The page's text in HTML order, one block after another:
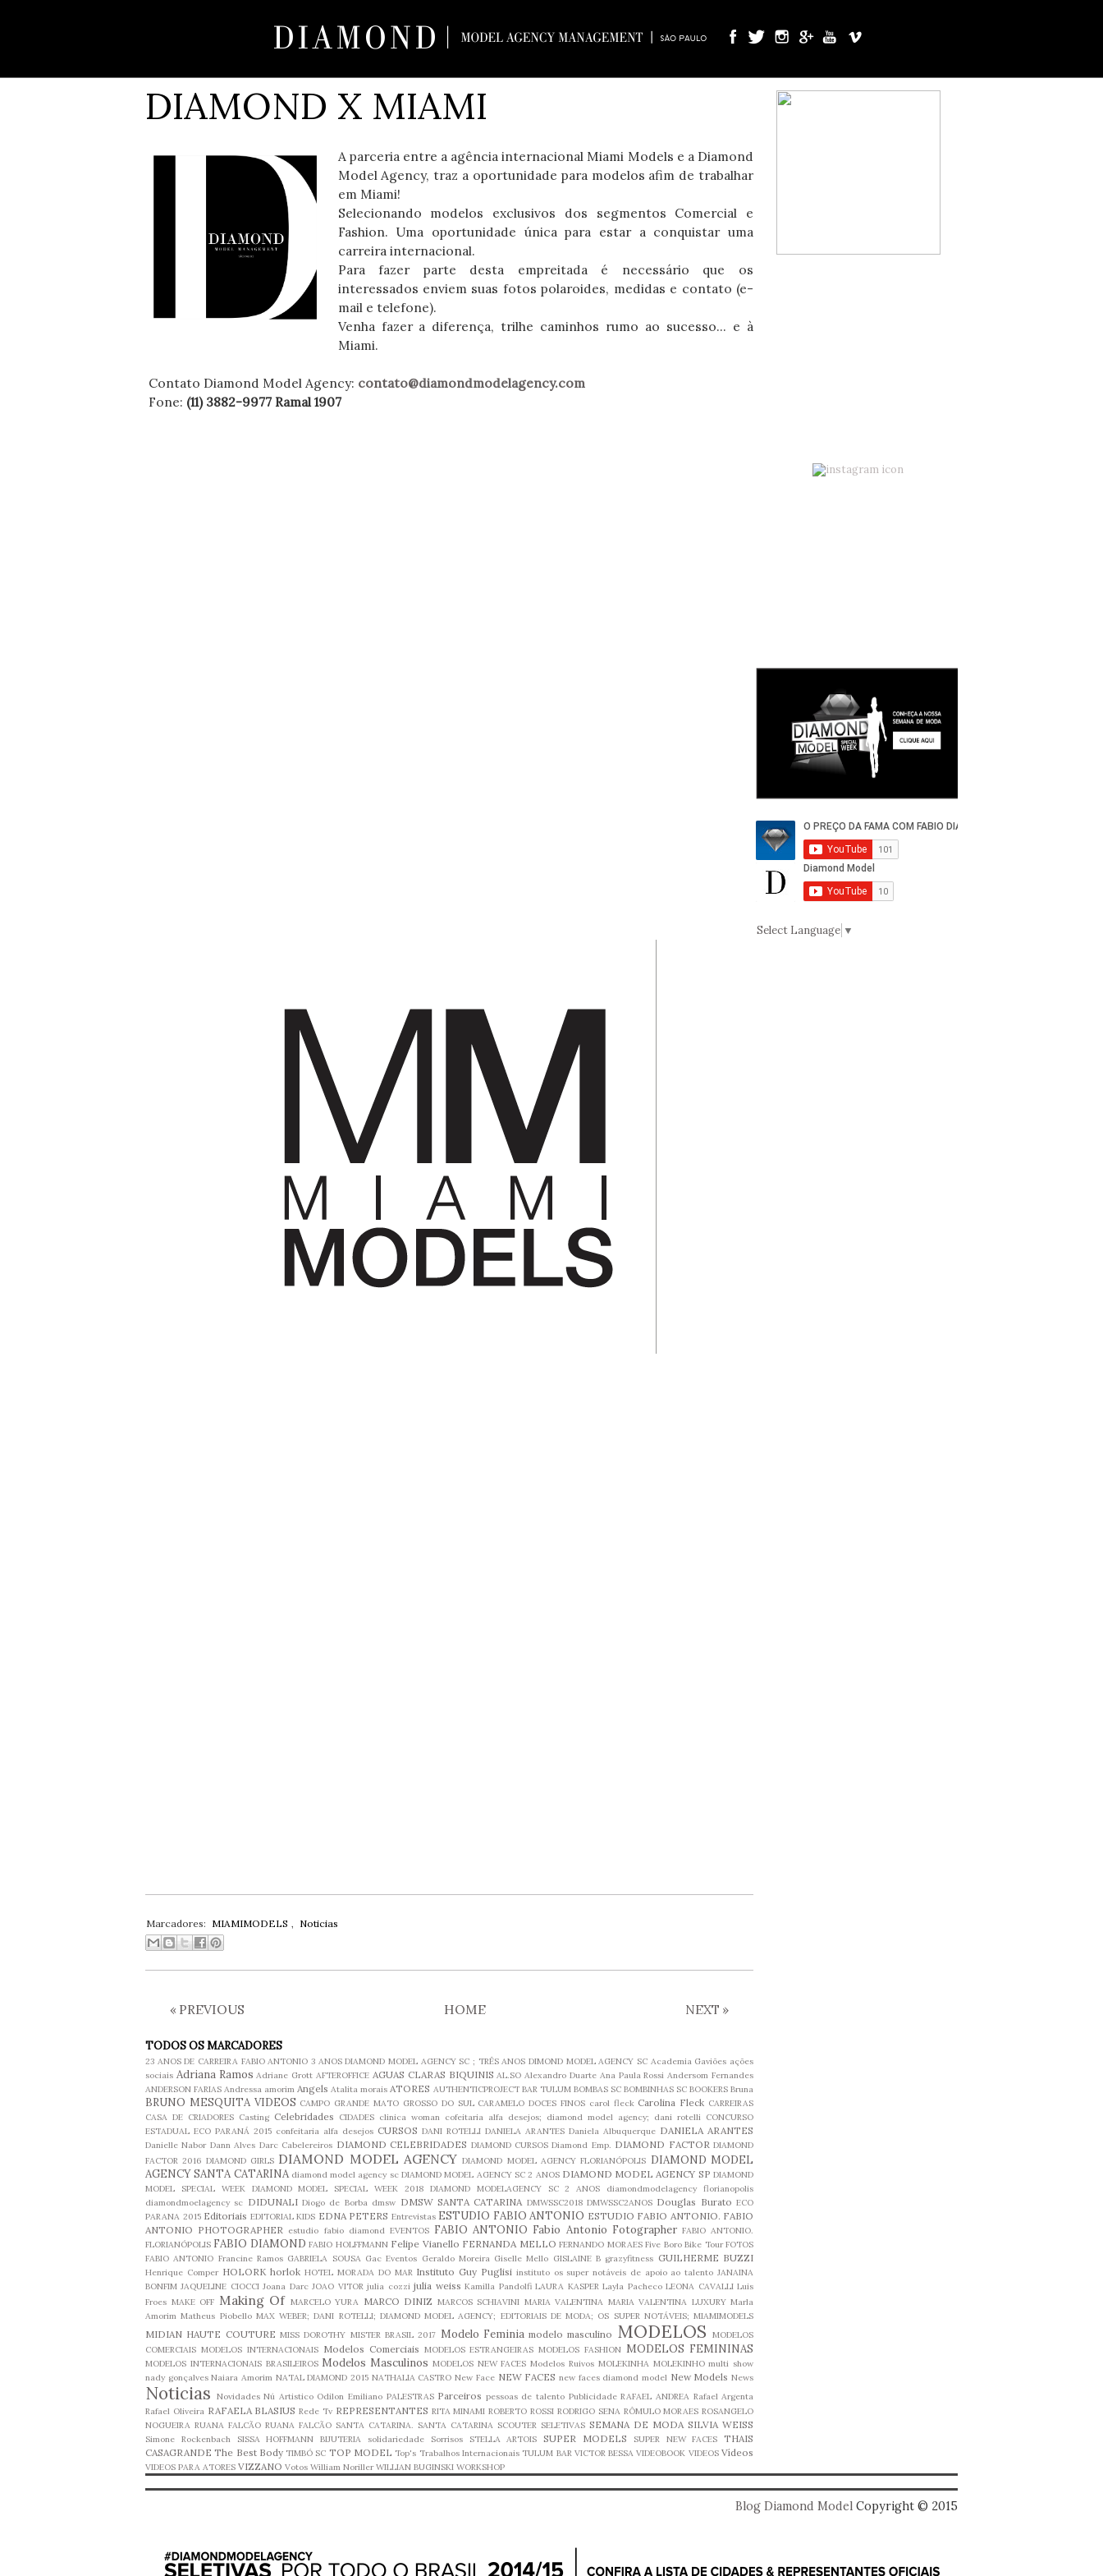
DIAMOND X MIAMI
A parceria entre a agência internacional Miami Models e a Diamond
Model Agency, traz a oportunidade para modelos afim de trabalhar
em Miami!
Selecionando modelos exclusivos dos segmentos Comercial e
Fashion. Uma oportunidade única para estar a conquistar uma
carreira internacional.
Para fazer parte desta empreitada é necessário que os
interessados enviem suas fotos polaroides, medidas e contato (e-
mail e telefone).
Venha fazer a diferença, trilhe caminhos rumo ao sucesso... e à
Miami.
Contato Diamond Model Agency: contato@diamondmodelagency.com
Fone: (11) 3882-9977 Ramal 1907
Marcadores: MIAMIMODELS , Noticias
NEXT »
« PREVIOUS HOME
TODOS OS MARCADORES
23 ANOS DE CARREIRA FABIO ANTONIO 3 ANOS DIAMOND MODEL AGENCY SC ; TRÊS ANOS DIMOND MODEL AGENCY SC Academia Gaviões ações
sociais Adriana Ramos Adriane Grott AFTEROFFICE AGUAS CLARAS BIQUINIS AL.SO Alexandro Duarte Ana Paula Rossi Andersom Fernandes
ANDERSON FARIAS Andressa amorim Angels Atalita morais ATORES AUTHENTICPROJECT BAR TULUM BOMBAS SC BOMBINHAS SC BOOKERS Bruna
BRUNO MESQUITA VIDEOS CAMPO GRANDE MATO GROSSO DO SUL CARAMELO DOCES FINOS carol fleck Carolina Fleck CARREIRAS
CASA DE CRIADORES Casting Celebridades CIDADES clinica woman cofeitaria alfa desejos; diamond model agency; dani rotelli CONCURSO
ESTADUAL ECO PARANÁ 2015 confeitaria alfa desejos CURSOS DANI ROTELLI DANIELA ARANTES Daniela Albuquerque DANIELA ARANTES
Danielle Nabor Dann Alves Darc Cabelereiros DIAMOND CELEBRIDADES DIAMOND CURSOS Diamond Emp. DIAMOND FACTOR DIAMOND
FACTOR 2016 DIAMOND GIRLS DIAMOND MODEL AGENCY DIAMOND MODEL AGENCY FLORIANÓPOLIS DIAMOND MODEL
AGENCY SANTA CATARINA diamond model agency sc DIAMOND MODEL AGENCY SC 2 ANOS DIAMOND MODEL AGENCY SP DIAMOND
MODEL SPECIAL WEEK
DIAMOND MODEL SPECIAL WEEK 2018 DIAMOND MODELAGENCY SC 2 ANOS
diamondmodelagency florianopolis
diamondmoelagency sc DIDUNALI Diogo de Borba dmsw DMSW SANTA CATARINA DMWSSC2018 DMWSSC2ANOS Douglas Burato ECO
PARANA 2015 Editoriais EDITORIAL KIDS EDNA PETERS Entrevistas ESTUDIO FABIO ANTONIO ESTUDIO FABIO ANTONIO. FABIO
ANTONIO PHOTOGRAPHER
estudio fabio diamond EVENTOS FABIO ANTONIO Fabio Antonio Fotographer FABIO ANTONIO.
FLORIANÓPOLIS FABIO DIAMOND FABIO HOLFFMANN Felipe Vianello FERNANDA MELLO FERNANDO MORAES Five Boro Bike Tour FOTOS
FABIO ANTONIO Francine Ramos GABRIELA SOUSA Gac Eventos Geraldo Moreira Giselle Mello GISLAINE B grazyfitness GUILHERME BUZZI
Henrique Comper HOLORK horlok HOTEL MORADA DO MAR Instituto Guy Puglisi instituto os super notáveis de apoio ao talento JANAINA
BONFIM JAQUELINE CIOCCI Joana Darc JOAO VITOR julia cozzi julia weiss Kamilla Pandolfi LAURA KASPER Layla Pacheco LEONA CAVALLI Luis
Froes MAKE OFF Making Of MARCELO YURA MARCO DINIZ MARCOS SCHIAVINI MARIA VALENTINA MARIA VALENTINA LUXURY Marla
Amorim Matheus Piobello MAX WEBER; DANI ROTELLI; DIAMOND MODEL AGENCY; EDITORIAIS DE MODA; OS SUPER NOTÁVEIS; MIAMIMODELS
MIDIAN HAUTE COUTURE MISS DOROTHY MISTER BRASIL 2017 Modelo Feminia modelo masculino MODELOS
MODELOS
COMERCIAIS MODELOS INTERNACIONAIS Modelos Comerciais MODELOS ESTRANGEIRAS MODELOS FASHION MODELOS FEMININAS
MODELOS INTERNACIONAIS BRASILEIROS Modelos Masculinos MODELOS NEW FACES Modelos Ruivos MOLEKINHA MOLEKINHO multi show
nady gonçalves Naiara Amorim NATAL DIAMOND 2015 NATHALIA CASTRO New Face NEW FACES new faces diamond model New Models News
Noticias Novidades Nú Artistico Odilon Emiliano PALESTRAS Parceiros pessoas de talento Publicidade RAFAEL ANDREA Rafael Argenta
Rafael Oliveira RAFAELA BLASIUS Rede Tv REPRESENTANTES RITA MINAMI ROBERTO ROSSI RODRIGO SENA RÔMULO MORAES ROSANGELO
NOGUEIRA RUANA FALCÃO RUANA FALCÃO SANTA CATARINA. SANTA CATARINA SCOUTER SELETIVAS SEMANA DE MODA SILVIA WEISS
Simone Rockenbach SISSA HOFFMANN BIJUTERIA solidariedade Sorrisos STELLA ARTOIS SUPER MODELS SUPER NEW FACES
THAIS
CASAGRANDE The Best Body TIMBÓ SC TOP MODEL Top's Trabalhos Internacionais TULUM BAR VICTOR BESSA VIDEOBOOK VIDEOS Vídeos
VIDEOS PARA ATORES VIZZANO Votos William Noriller WILLIAN BUGINSKI WORKSHOP
Select Language ▼
Blog Diamond Model Copyright © 2015